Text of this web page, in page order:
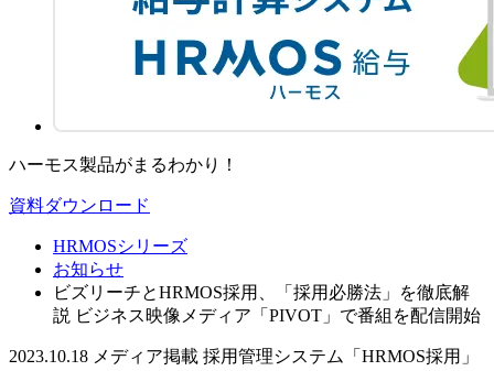
ハーモス製品がまるわかり！
資料ダウンロード
HRMOSシリーズ
お知らせ
ビズリーチとHRMOS採用、「採用必勝法」を徹底解
説 ビジネス映像メディア「PIVOT」で番組を配信開始
2023.10.18 メディア掲載 採用管理システム「HRMOS採用」